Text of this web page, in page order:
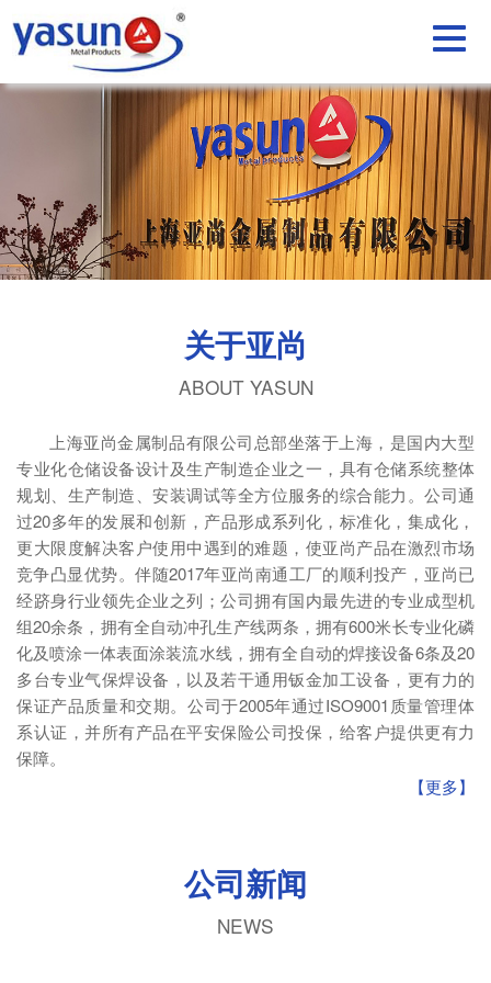
关于亚尚
ABOUT YASUN
上海亚尚金属制品有限公司总部坐落于上海，是国内大型
专业化仓储设备设计及生产制造企业之一，具有仓储系统整体
规划、生产制造、安装调试等全方位服务的综合能力。公司通
过20多年的发展和创新，产品形成系列化，标准化，集成化，
更大限度解决客户使用中遇到的难题，使亚尚产品在激烈市场
竞争凸显优势。伴随2017年亚尚南通工厂的顺利投产，亚尚已
经跻身行业领先企业之列；公司拥有国内最先进的专业成型机
组20余条，拥有全自动冲孔生产线两条，拥有600米长专业化磷
化及喷涂一体表面涂装流水线，拥有全自动的焊接设备6条及20
多台专业气保焊设备，以及若干通用钣金加工设备，更有力的
保证产品质量和交期。公司于2005年通过ISO9001质量管理体
系认证，并所有产品在平安保险公司投保，给客户提供更有力
保障。
【更多】
公司新闻
NEWS